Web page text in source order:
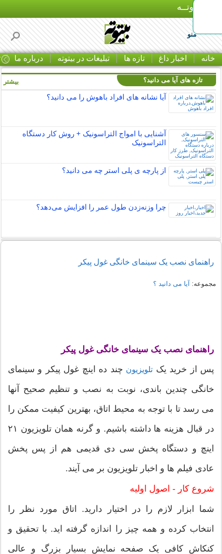
بـیتوتــه
منو
خانه اخبار داغ تازه ها تبلیغات در بیتوته درباره ما
تازه های آیا می دانید؟
آیا نشانه های افراد باهوش را می دانید؟
آشنایی با امواج التراسونیک + روش کار دستگاه
التراسونیک
از پارچه ی پلی استر چه می دانید؟
چرا وزنه‌زدن طول عمر را افزایش می‌دهد؟
بیشتر
راهنمای نصب یک سینمای خانگی غول پیکر
مجموعه: آیا می دانید ؟
راهنمای نصب یک سینمای خانگی غول پیکر
پس از خرید یک تلویزیون چند ده اینچ غول پیکر و سینمای
خانگی چندین باندی، نوبت به نصب و تنظیم صحیح آنها
می رسد تا با توجه به محیط اتاق، بهترین کیفیت ممکن را
در قبال هزینه ها داشته باشیم. و گرنه همان تلویزیون ۲۱
اینچ و دستگاه پخش سی دی قدیمی هم از پس پخش
عادی فیلم ها و اخبار تلویزیون بر می آیند.
شروع کار - اصول اولیه
شما ابزار لازم را در اختیار دارید. اتاق مورد نظر را
انتخاب کرده و همه چیز را اندازه گرفته اید. با تحقیق و
کنکاش کافی یک صفحه نمایش بسیار بزرگ و عالی